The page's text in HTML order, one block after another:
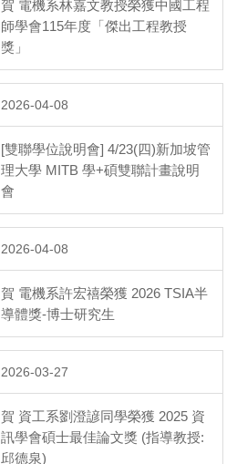
賀 電機系林嘉文教授榮獲中國工程
師學會115年度「傑出工程教授
獎」
2026-04-08
[雙聯學位說明會] 4/23(四)新加坡管
理大學 MITB 學+碩雙聯計畫說明
會
2026-04-08
賀 電機系許宏禧榮獲 2026 TSIA半
導體獎-博士研究生
2026-03-27
賀 資工系劉澄諺同學榮獲 2025 資
訊學會碩士最佳論文獎 (指導教授:
邱德泉)